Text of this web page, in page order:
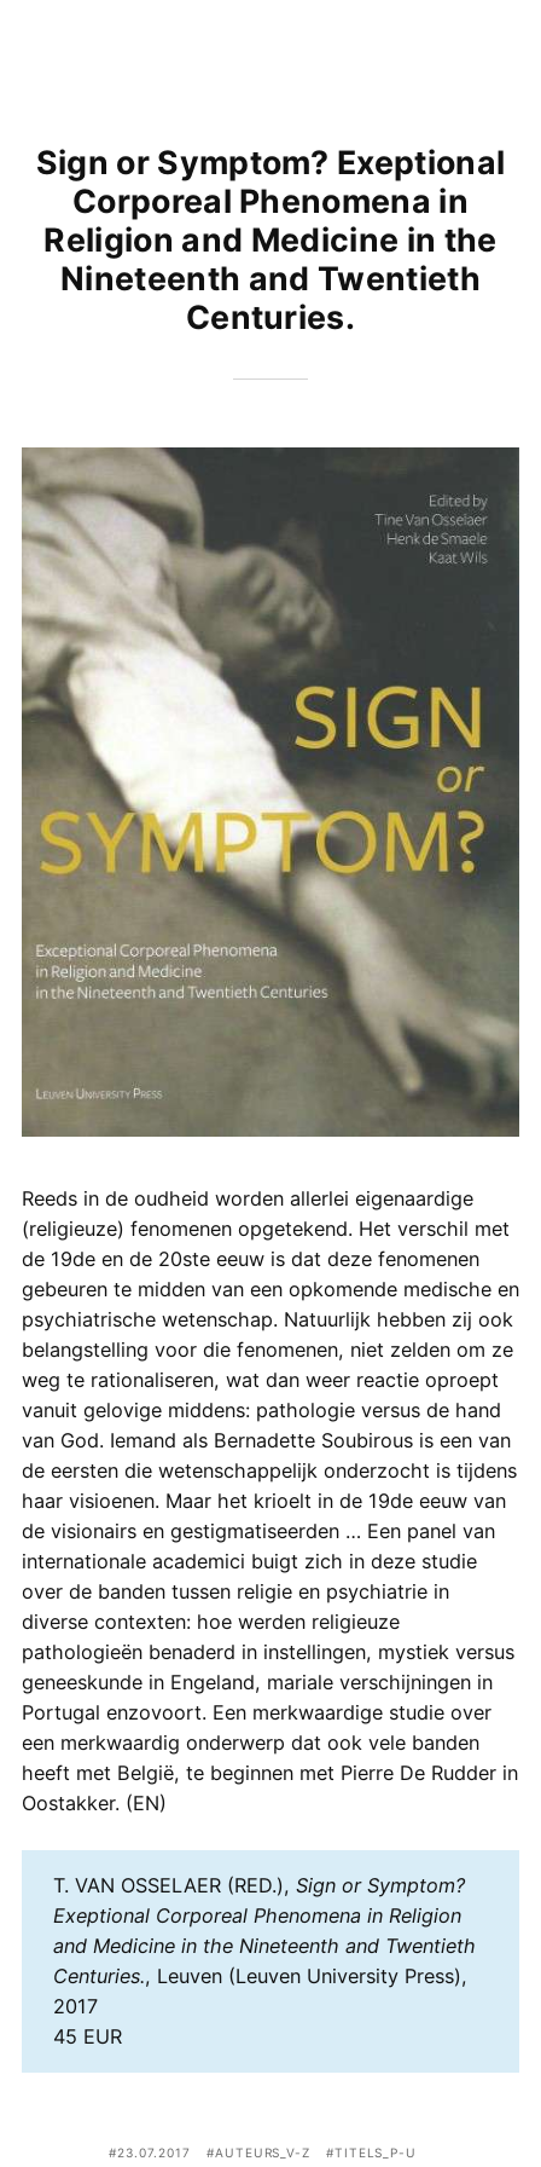
Sign or Symptom? Exeptional
Corporeal Phenomena in
Religion and Medicine in the
Nineteenth and Twentieth
Centuries.
Reeds in de oudheid worden allerlei eigenaardige
(religieuze) fenomenen opgetekend. Het verschil met
de 19de en de 20ste eeuw is dat deze fenomenen
gebeuren te midden van een opkomende medische en
psychiatrische wetenschap. Natuurlijk hebben zij ook
belangstelling voor die fenomenen, niet zelden om ze
weg te rationaliseren, wat dan weer reactie oproept
vanuit gelovige middens: pathologie versus de hand
van God. Iemand als Bernadette Soubirous is een van
de eersten die wetenschappelijk onderzocht is tijdens
haar visioenen. Maar het krioelt in de 19de eeuw van
de visionairs en gestigmatiseerden … Een panel van
internationale academici buigt zich in deze studie
over de banden tussen religie en psychiatrie in
diverse contexten: hoe werden religieuze
pathologieën benaderd in instellingen, mystiek versus
geneeskunde in Engeland, mariale verschijningen in
Portugal enzovoort. Een merkwaardige studie over
een merkwaardig onderwerp dat ook vele banden
heeft met België, te beginnen met Pierre De Rudder in
Oostakker. (EN)
T. VAN OSSELAER (RED.), Sign or Symptom?
Exeptional Corporeal Phenomena in Religion
and Medicine in the Nineteenth and Twentieth
Centuries., Leuven (Leuven University Press),
2017
45 EUR
23.07.2017 AUTEURS_V-Z TITELS_P-U